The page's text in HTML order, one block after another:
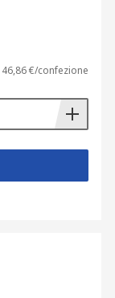
46,86 €/confezione